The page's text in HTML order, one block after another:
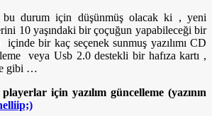
bu durum için düşünmüş olacak ki , yeni
10 yaşındaki bir çoçuğun yapabileceği bir
bir kaç seçenek sunmuş yazılımı CD
veya Usb 2.0 destekli bir hafıza kartı ,
gibi …
için yazılım güncelleme (yazının